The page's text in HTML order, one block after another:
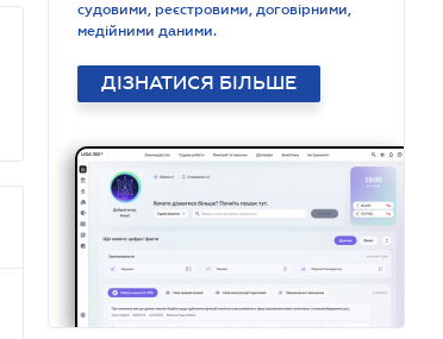
судовими, реєстровими, договірними,
медійними даними.
ДІЗНАТИСЯ БІЛЬШЕ